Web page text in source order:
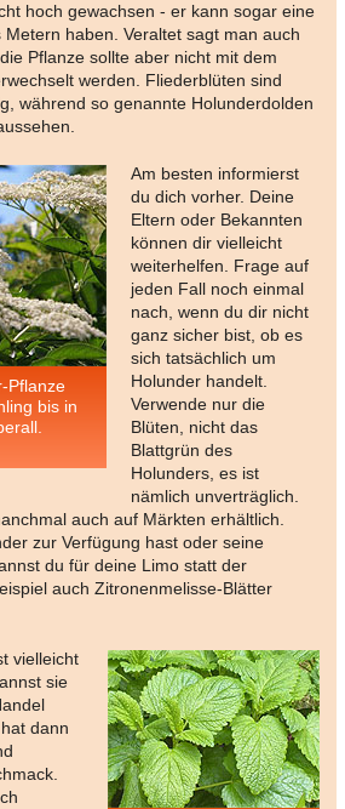
hoch gewachsen - er kann sogar eine
haben. Veraltet sagt man auch
Pflanze sollte aber nicht mit dem
werden. Fliederblüten sind
während so genannte Holunderdolden
Pflanze
bis in
Am besten informierst
du dich vorher. Deine
Eltern oder Bekannten
können dir vielleicht
weiterhelfen. Frage auf
jeden Fall noch einmal
nach, wenn du dir nicht
ganz sicher bist, ob es
sich tatsächlich um
Holunder handelt.
Verwende nur die
Blüten, nicht das
Blattgrün des
Holunders, es ist
nämlich unverträglich.
auch auf Märkten erhältlich.
zur Verfügung hast oder seine
du für deine Limo statt der
auch Zitronenmelisse-Blätter
vielleicht
sie
dann